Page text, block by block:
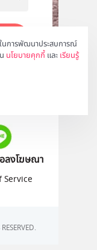
นการพัฒนาประสบการณ์
นโยบายคุกกี้ และ เรียนรู้
ลงโฆษณา
Service